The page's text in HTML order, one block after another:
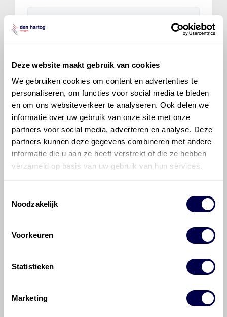
Deze website maakt gebruik van cookies
We gebruiken cookies om content en advertenties te
personaliseren, om functies voor social media te bieden
en om ons websiteverkeer te analyseren. Ook delen we
informatie over uw gebruik van onze site met onze
partners voor social media, adverteren en analyse. Deze
partners kunnen deze gegevens combineren met andere
informatie die u aan ze heeft verstrekt of die ze hebben
verzameld op basis van uw gebruik van hun services.
Noodzakelijk
Voorkeuren
Statistieken
Marketing
voor de Chevrolet (Daewoo) Matiz Matiz
Hoeveel motorolie gaat er in een
Chevrolet (Daewoo) Matiz?
Hoe vaak moet de motorolie ververst
worden bij een Chevrolet (Daewoo)
Voor welke onderdelen van de
©Olyslager
gereproduceerd, opgeslagen in een database of op
andere manieren worden overgedragen zonder